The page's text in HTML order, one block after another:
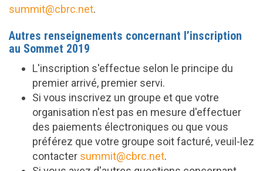
summit@cbrc.net.
Autres renseignements concernant l’inscription
au Sommet 2019
L'inscription s'effectue selon le principe du
premier arrivé, premier servi.
Si vous inscrivez un groupe et que votre
organisation n'est pas en mesure d'effectuer
des paiements électroniques ou que vous
préférez que votre groupe soit facturé, veuil-lez
contacter summit@cbrc.net.